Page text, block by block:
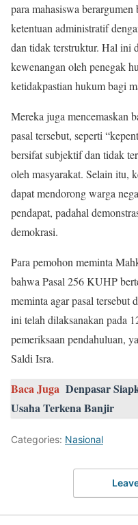
para mahasiswa
ketentuan administratif
dan tidak terstruktur. Hal ini
kewenangan oleh penegak
ketidakpastian hukum bagi
Mereka juga mencemaskan
pasal tersebut, seperti
bersifat subjektif dan tidak
oleh masyarakat. Selain itu,
dapat mendorong warga
pendapat, padahal
demokrasi.
Para pemohon meminta
bahwa Pasal 256 KUHP
meminta agar pasal tersebut
ini telah dilaksanakan pada
pemeriksaan pendahuluan,
Saldi Isra.
Baca Juga Denpasar
Usaha Terkena Banjir
Categories: Nasional